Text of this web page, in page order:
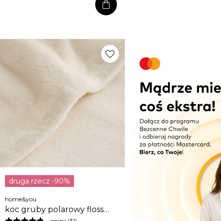
shopping_bag
favorite
druga rzecz -90%
home&you
koc gruby polarowy floss
200x220 cm